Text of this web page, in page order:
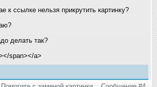
к ссылке нельзя прикрутить картинку?
делать так?
span></a>